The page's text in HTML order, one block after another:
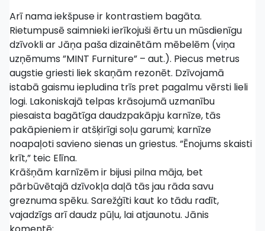
Arī nama iekšpuse ir kontrastiem bagāta.
Rietumpusē saimnieki ierīkojuši ērtu un mūsdienīgu
dzīvokli ar Jāņa paša dizainētām mēbelēm (viņa
uzņēmums ”MINT Furniture” – aut.). Piecus metrus
augstie griesti liek skaņām rezonēt. Dzīvojamā
istabā gaismu iepludina trīs pret pagalmu vērsti lieli
logi. Lakoniskajā telpas krāsojumā uzmanību
piesaista bagātīga daudzpakāpju karnīze, tās
pakāpieniem ir atšķirīgi soļu garumi; karnīze
noapaļoti savieno sienas un griestus. ”Ēnojums skaisti
krīt,” teic Elīna.
Krāšņām karnīzēm ir bijusi pilna māja, bet
pārbūvētajā dzīvokļa daļā tās jau rāda savu
greznuma spēku. Sarežģīti kaut ko tādu radīt,
vajadzīgs arī daudz pūļu, lai atjaunotu. Jānis